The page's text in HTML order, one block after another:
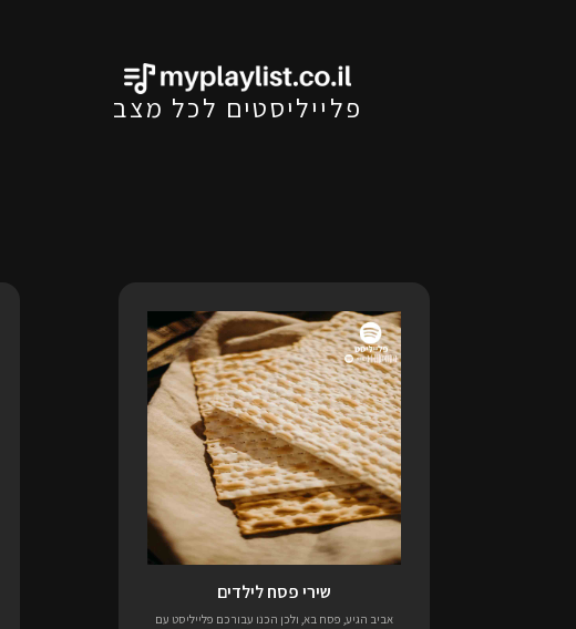
פלייליסטים לכל מצב
שירי פסח לילדים
אביב הגיע, פסח בא, ולכן הכנו עבורכם פלייליסט עם